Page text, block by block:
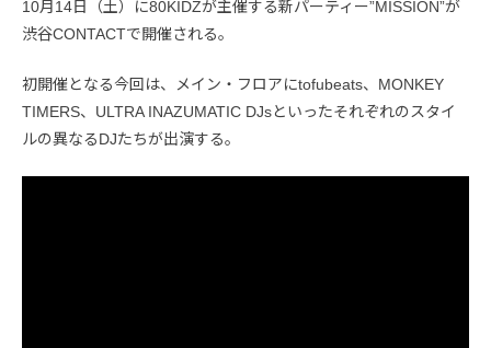
10月14日（土）に80KIDZが主催する新パーティー”MISSION”が
渋谷CONTACTで開催される。
初開催となる今回は、メイン・フロアにtofubeats、MONKEY
TIMERS、ULTRA INAZUMATIC DJsといったそれぞれのスタイ
ルの異なるDJたちが出演する。